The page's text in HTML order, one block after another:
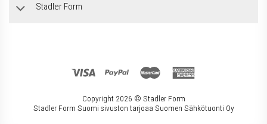
Stadler Form
Copyright 2026 © Stadler Form
Stadler Form Suomi sivuston tarjoaa Suomen Sähkötuonti Oy